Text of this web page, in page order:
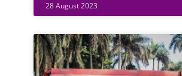
28 August 2023